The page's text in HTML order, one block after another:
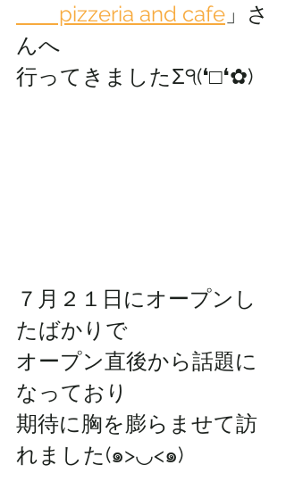
pizzeria and cafe 」さ
んへ
行ってきましたΣ੧(❛□❛✿)
７月２１日にオープンし
たばかりで
オープン直後から話題に
なっており
期待に胸を膨らませて訪
れました(๑>◡<๑)